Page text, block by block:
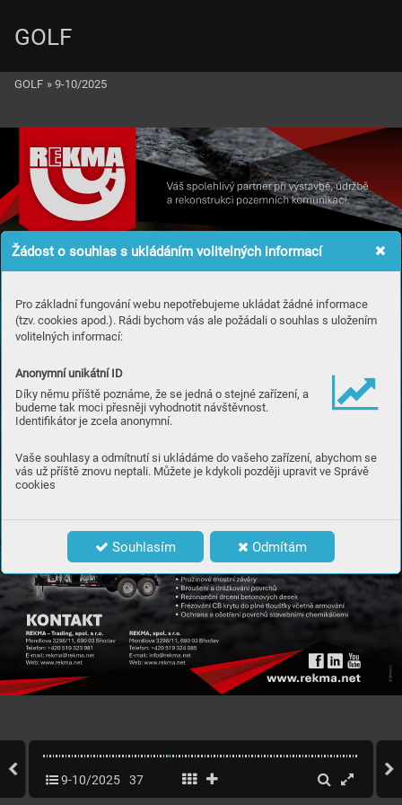
Žádost o souhlas s ukládáním volitelných informací
Pro základní fungování webu nepotřebujeme ukládat žádné informace
(tzv. cookies apod.). Rádi bychom vás ale požádali o souhlas s uložením
volitelných informací:
Anonymní unikátní ID
Díky němu příště poznáme, že se jedná o stejné zařízení, a
budeme tak moci přesněji vyhodnotit návštěvnost.
Identifikátor je zcela anonymní.
Vaše souhlasy a odmítnutí si ukládáme do vašeho zařízení, abychom se
vás už příště znovu neptali. Můžete je kdykoli později upravit ve Správě
cookies
Souhlasím Odmítám
GOLF
GOLF » 9-10/2025
9-10/2025 37